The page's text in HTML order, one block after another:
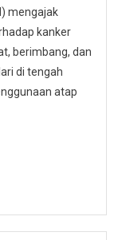
mengajak
kanker
berimbang, dan
di tengah
atap